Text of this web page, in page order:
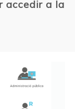
accedir a la